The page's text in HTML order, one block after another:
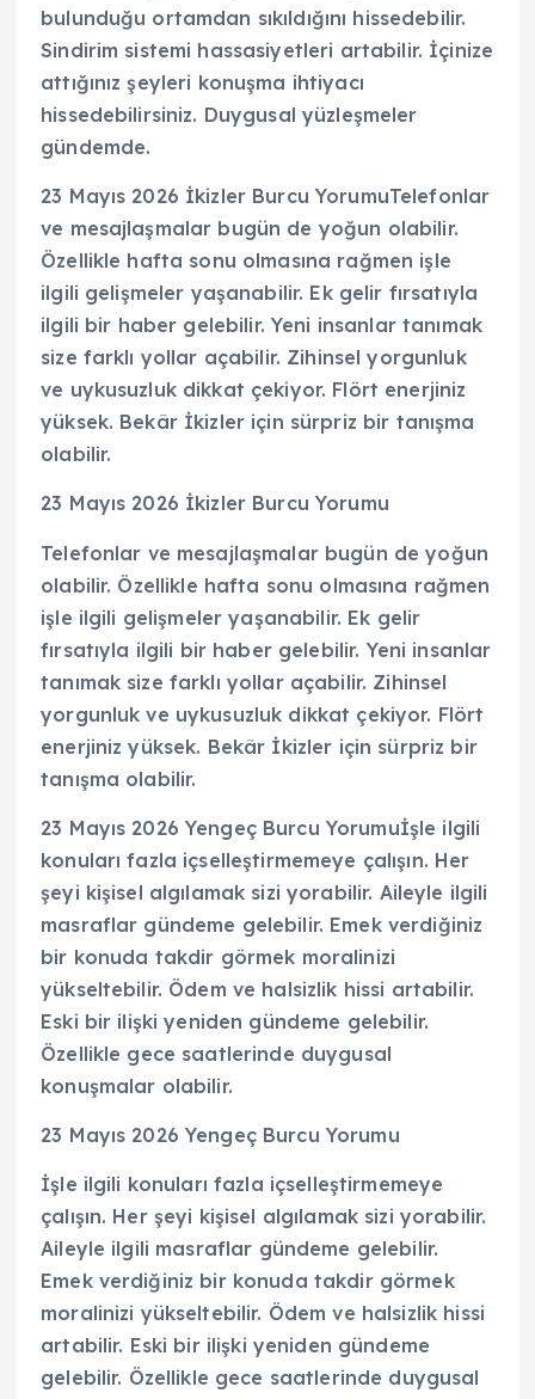
bulunduğu ortamdan sıkıldığını hissedebilir.
Sindirim sistemi hassasiyetleri artabilir. İçinize
attığınız şeyleri konuşma ihtiyacı
hissedebilirsiniz. Duygusal yüzleşmeler
gündemde.
23 Mayıs 2026 İkizler Burcu YorumuTelefonlar
ve mesajlaşmalar bugün de yoğun olabilir.
Özellikle hafta sonu olmasına rağmen işle
ilgili gelişmeler yaşanabilir. Ek gelir fırsatıyla
ilgili bir haber gelebilir. Yeni insanlar tanımak
size farklı yollar açabilir. Zihinsel yorgunluk
ve uykusuzluk dikkat çekiyor. Flört enerjiniz
yüksek. Bekâr İkizler için sürpriz bir tanışma
olabilir.
23 Mayıs 2026 İkizler Burcu Yorumu
Telefonlar ve mesajlaşmalar bugün de yoğun
olabilir. Özellikle hafta sonu olmasına rağmen
işle ilgili gelişmeler yaşanabilir. Ek gelir
fırsatıyla ilgili bir haber gelebilir. Yeni insanlar
tanımak size farklı yollar açabilir. Zihinsel
yorgunluk ve uykusuzluk dikkat çekiyor. Flört
enerjiniz yüksek. Bekâr İkizler için sürpriz bir
tanışma olabilir.
23 Mayıs 2026 Yengeç Burcu Yorumuİşle ilgili
konuları fazla içselleştirmemeye çalışın. Her
şeyi kişisel algılamak sizi yorabilir. Aileyle ilgili
masraflar gündeme gelebilir. Emek verdiğiniz
bir konuda takdir görmek moralinizi
yükseltebilir. Ödem ve halsizlik hissi artabilir.
Eski bir ilişki yeniden gündeme gelebilir.
Özellikle gece saatlerinde duygusal
konuşmalar olabilir.
23 Mayıs 2026 Yengeç Burcu Yorumu
İşle ilgili konuları fazla içselleştirmemeye
çalışın. Her şeyi kişisel algılamak sizi yorabilir.
Aileyle ilgili masraflar gündeme gelebilir.
Emek verdiğiniz bir konuda takdir görmek
moralinizi yükseltebilir. Ödem ve halsizlik hissi
artabilir. Eski bir ilişki yeniden gündeme
gelebilir. Özellikle gece saatlerinde duygusal